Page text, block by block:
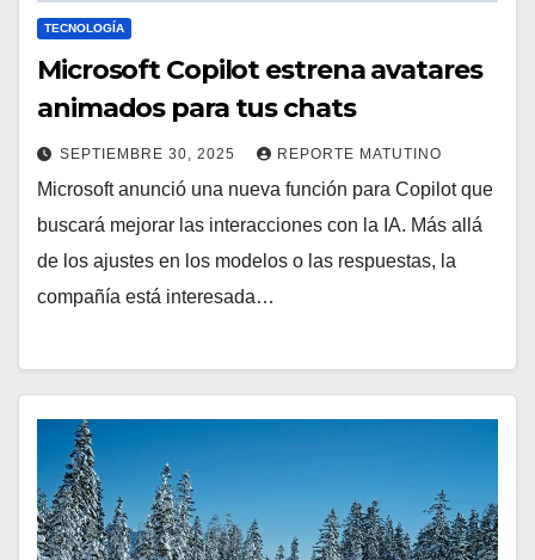
TECNOLOGÍA
Microsoft Copilot estrena avatares
animados para tus chats
SEPTIEMBRE 30, 2025 REPORTE MATUTINO
Microsoft anunció una nueva función para Copilot que
buscará mejorar las interacciones con la IA. Más allá
de los ajustes en los modelos o las respuestas, la
compañía está interesada…